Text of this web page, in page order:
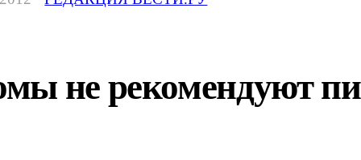
не рекомендуют